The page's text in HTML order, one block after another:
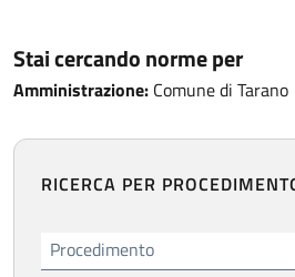
Stai cercando norme per
Amministrazione: Comune di Tarano
RICERCA PER
Procedimento